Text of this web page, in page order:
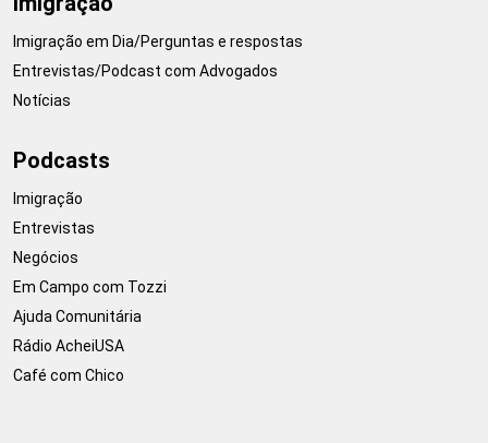
Imigração em Dia/Perguntas e respostas
Entrevistas/Podcast com Advogados
Notícias
Podcasts
Imigração
Entrevistas
Negócios
Em Campo com Tozzi
Ajuda Comunitária
Rádio AcheiUSA
Café com Chico